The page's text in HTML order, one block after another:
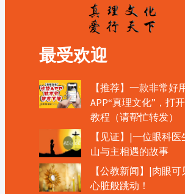
最受欢迎
【推荐】一款非常好
APP“真理文化”，打
教程（请帮忙转发）
【见证】|一位眼科
山与主相遇的故事
【公教新闻】|肉眼
心脏般跳动！